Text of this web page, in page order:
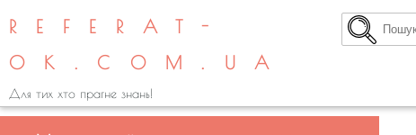
REFERAT-
OK.COM.UA
Для тих хто прагне знань!